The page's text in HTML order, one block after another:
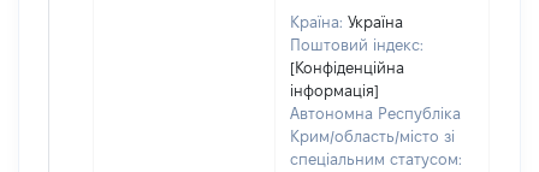
Країна: Україна
Поштовий індекс:
[Конфіденційна
інформація]
Автономна Республіка
Крим/область/місто зі
спеціальним статусом: